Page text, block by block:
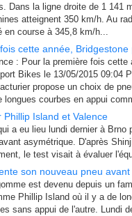
Dans la ligne droite de 1 141
atteignent 350 km/h. Au
en course à 345,8 km/h...
cette année,
: Pour la première fois cette
Bikes le 13/05/2015 09:04
propose un choix de
longues courbes en appui
Island et Valence
a eu lieu lundi dernier à
asymétrique. D'après
le test visait à évaluer
son nouveau pneu
est devenu depuis un
Phillip Island où il y a de
sans appui de l'autre. Lundi